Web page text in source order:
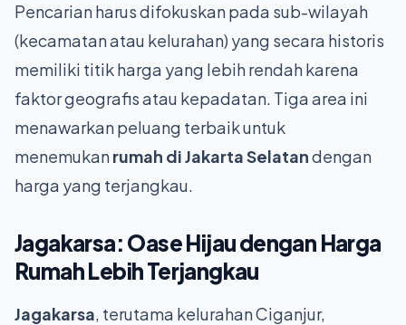
Pencarian harus difokuskan pada sub-wilayah
(kecamatan atau kelurahan) yang secara historis
memiliki titik harga yang lebih rendah karena
faktor geografis atau kepadatan. Tiga area ini
menawarkan peluang terbaik untuk
menemukanrumah di Jakarta Selatandengan
harga yang terjangkau.
Jagakarsa: Oase Hijau dengan Harga
Rumah Lebih Terjangkau
Jagakarsa, terutama kelurahan Ciganjur,